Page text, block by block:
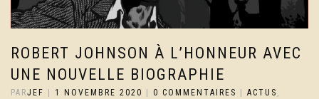
ROBERT JOHNSON À L’HONNEUR AVEC
UNE NOUVELLE BIOGRAPHIE
PARJEF 1 NOVEMBRE 2020 0 COMMENTAIRES ACTUS ,